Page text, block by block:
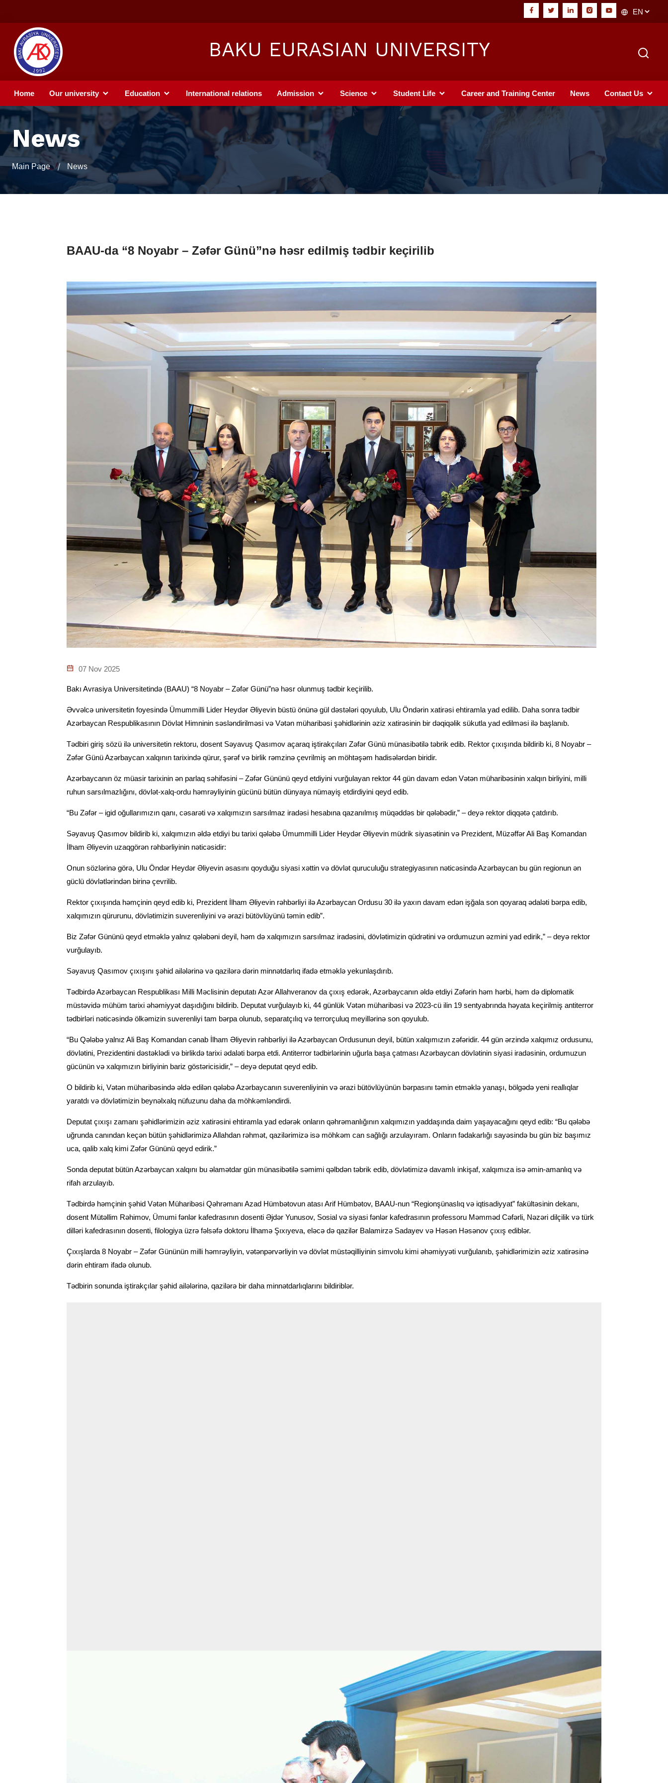
BAKU EURASIAN UNIVERSITY
Home Our university Education International relations Admission Science Student Life Career and Training Center News Contact Us
News
Main Page News
BAAU-da “8 Noyabr – Zəfər Günü”nə həsr edilmiş tədbir keçirilib
07 Nov 2025
Bakı Avrasiya Universitetində (BAAU) “8 Noyabr – Zəfər Günü”nə həsr olunmuş tədbir keçirilib.
Əvvəlcə universitetin foyesində Ümummilli Lider Heydər Əliyevin büstü önünə gül dəstələri qoyulub, Ulu Öndərin xatirəsi ehtiramla yad edilib. Daha sonra tədbir
Azərbaycan Respublikasının Dövlət Himninin səsləndirilməsi və Vətən müharibəsi şəhidlərinin əziz xatirəsinin bir dəqiqəlik sükutla yad edilməsi ilə başlanıb.
Tədbiri giriş sözü ilə universitetin rektoru, dosent Səyavuş Qasımov açaraq iştirakçıları Zəfər Günü münasibətilə təbrik edib. Rektor çıxışında bildirib ki, 8 Noyabr –
Zəfər Günü Azərbaycan xalqının tarixində qürur, şərəf və birlik rəmzinə çevrilmiş ən möhtəşəm hadisələrdən biridir.
Azərbaycanın öz müasir tarixinin ən parlaq səhifəsini – Zəfər Gününü qeyd etdiyini vurğulayan rektor 44 gün davam edən Vətən müharibəsinin xalqın birliyini, milli
ruhun sarsılmazlığını, dövlət-xalq-ordu həmrəyliyinin gücünü bütün dünyaya nümayiş etdirdiyini qeyd edib.
“Bu Zəfər – igid oğullarımızın qanı, cəsarəti və xalqımızın sarsılmaz iradəsi hesabına qazanılmış müqəddəs bir qələbədir,” – deyə rektor diqqətə çatdırıb.
Səyavuş Qasımov bildirib ki, xalqımızın əldə etdiyi bu tarixi qələbə Ümummilli Lider Heydər Əliyevin müdrik siyasətinin və Prezident, Müzəffər Ali Baş Komandan
İlham Əliyevin uzaqgörən rəhbərliyinin nəticəsidir:
Onun sözlərinə görə, Ulu Öndər Heydər Əliyevin əsasını qoyduğu siyasi xəttin və dövlət quruculuğu strategiyasının nəticəsində Azərbaycan bu gün regionun ən
güclü dövlətlərindən birinə çevrilib.
Rektor çıxışında həmçinin qeyd edib ki, Prezident İlham Əliyevin rəhbərliyi ilə Azərbaycan Ordusu 30 ilə yaxın davam edən işğala son qoyaraq ədaləti bərpa edib,
xalqımızın qürurunu, dövlətimizin suverenliyini və ərazi bütövlüyünü təmin edib”.
Biz Zəfər Gününü qeyd etməklə yalnız qələbəni deyil, həm də xalqımızın sarsılmaz iradəsini, dövlətimizin qüdrətini və ordumuzun əzmini yad edirik,” – deyə rektor
vurğulayıb.
Səyavuş Qasımov çıxışını şəhid ailələrinə və qazilərə dərin minnətdarlıq ifadə etməklə yekunlaşdırıb.
Tədbirdə Azərbaycan Respublikası Milli Məclisinin deputatı Azər Allahveranov da çıxış edərək, Azərbaycanın əldə etdiyi Zəfərin həm hərbi, həm də diplomatik
müstəvidə mühüm tarixi əhəmiyyət daşıdığını bildirib. Deputat vurğulayıb ki, 44 günlük Vətən müharibəsi və 2023-cü ilin 19 sentyabrında həyata keçirilmiş antiterror
tədbirləri nəticəsində ölkəmizin suverenliyi tam bərpa olunub, separatçılıq və terrorçuluq meyillərinə son qoyulub.
“Bu Qələbə yalnız Ali Baş Komandan cənab İlham Əliyevin rəhbərliyi ilə Azərbaycan Ordusunun deyil, bütün xalqımızın zəfəridir. 44 gün ərzində xalqımız ordusunu,
dövlətini, Prezidentini dəstəklədi və birlikdə tarixi ədaləti bərpa etdi. Antiterror tədbirlərinin uğurla başa çatması Azərbaycan dövlətinin siyasi iradəsinin, ordumuzun
gücünün və xalqımızın birliyinin bariz göstəricisidir,” – deyə deputat qeyd edib.
O bildirib ki, Vətən müharibəsində əldə edilən qələbə Azərbaycanın suverenliyinin və ərazi bütövlüyünün bərpasını təmin etməklə yanaşı, bölgədə yeni reallıqlar
yaratdı və dövlətimizin beynəlxalq nüfuzunu daha da möhkəmləndirdi.
Deputat çıxışı zamanı şəhidlərimizin əziz xatirəsini ehtiramla yad edərək onların qəhrəmanlığının xalqımızın yaddaşında daim yaşayacağını qeyd edib: “Bu qələbə
uğrunda canından keçən bütün şəhidlərimizə Allahdan rəhmət, qazilərimizə isə möhkəm can sağlığı arzulayıram. Onların fədakarlığı sayəsində bu gün biz başımız
uca, qalib xalq kimi Zəfər Gününü qeyd edirik.”
Sonda deputat bütün Azərbaycan xalqını bu əlamətdar gün münasibətilə səmimi qəlbdən təbrik edib, dövlətimizə davamlı inkişaf, xalqımıza isə əmin-amanlıq və
rifah arzulayıb.
Tədbirdə həmçinin şəhid Vətən Müharibəsi Qəhrəmanı Azad Hümbətovun atası Arif Hümbətov, BAAU-nun “Regionşünaslıq və iqtisadiyyat” fakültəsinin dekanı,
dosent Mütəllim Rəhimov, Ümumi fənlər kafedrasının dosenti Əjdər Yunusov, Sosial və siyasi fənlər kafedrasının professoru Məmməd Cəfərli, Nəzəri dilçilik və türk
dilləri kafedrasının dosenti, filologiya üzrə fəlsəfə doktoru İlhamə Şıxıyeva, eləcə də qazilər Balamirzə Sadayev və Həsən Həsənov çıxış ediblər.
Çıxışlarda 8 Noyabr – Zəfər Gününün milli həmrəyliyin, vətənpərvərliyin və dövlət müstəqilliyinin simvolu kimi əhəmiyyəti vurğulanıb, şəhidlərimizin əziz xatirəsinə
dərin ehtiram ifadə olunub.
Tədbirin sonunda iştirakçılar şəhid ailələrinə, qazilərə bir daha minnətdarlıqlarını bildiriblər.